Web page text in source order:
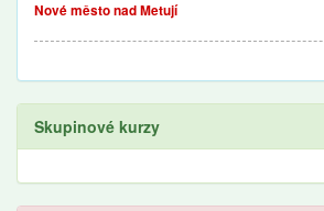
Nové město nad Metují
Skupinové kurzy